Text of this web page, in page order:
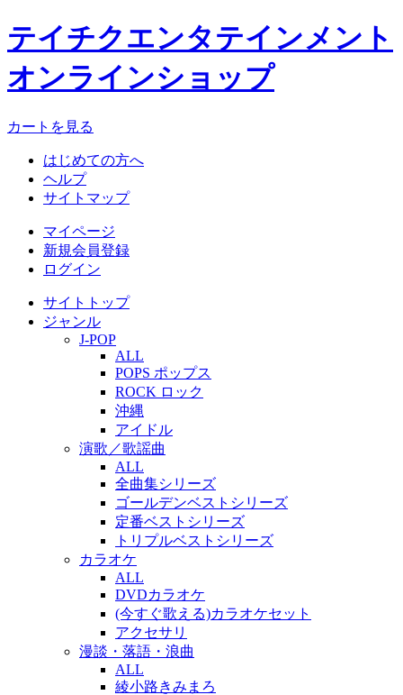
テイチクエンタテインメント
オンラインショップ
カートを見る
はじめての方へ
ヘルプ
サイトマップ
マイページ
新規会員登録
ログイン
サイトトップ
ジャンル
J-POP
ALL
POPS ポップス
ROCK ロック
沖縄
アイドル
演歌／歌謡曲
ALL
全曲集シリーズ
ゴールデンベストシリーズ
定番ベストシリーズ
トリプルベストシリーズ
カラオケ
ALL
DVDカラオケ
(今すぐ歌える)カラオケセット
アクセサリ
漫談・落語・浪曲
ALL
綾小路きみまろ